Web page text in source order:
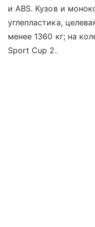
и ABS. Кузов и
углепластика,
менее 1360 кг; на
Sport Cup 2.